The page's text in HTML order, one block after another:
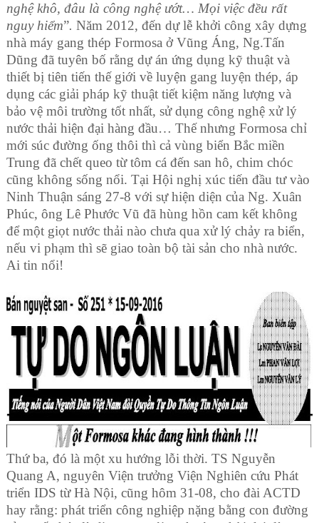
nghệ khô, đâu là công nghệ ướt… Mọi việc đều rất
nguy hiểm”. Năm 2012, đến dự lễ khởi công xây dựng
nhà máy gang thép Formosa ở Vũng Áng, Ng.Tấn
Dũng đã tuyên bố rằng dự án ứng dụng kỹ thuật và
thiết bị tiên tiến thế giới về luyện gang luyện thép, áp
dụng các giải pháp kỹ thuật tiết kiệm năng lượng và
bảo vệ môi trường tốt nhất, sử dụng công nghệ xử lý
nước thải hiện đại hàng đầu… Thế nhưng Formosa chỉ
mới súc đường ống thôi thì cả vùng biển Bắc miền
Trung đã chết queo từ tôm cá đến san hô, chim chóc
cũng không sống nổi. Tại Hội nghị xúc tiến đầu tư vào
Ninh Thuận sáng 27-8 với sự hiện diện của Ng. Xuân
Phúc, ông Lê Phước Vũ đã hùng hồn cam kết không
để một giọt nước thải nào chưa qua xử lý chảy ra biển,
nếu vi phạm thì sẽ giao toàn bộ tài sản cho nhà nước.
Ai tin nổi!
Thứ ba, đó là một xu hướng lỗi thời. TS Nguyễn
Quang A, nguyên Viện trưởng Viện Nghiên cứu Phát
triển IDS từ Hà Nội, cũng hôm 31-08, cho đài ACTD
hay rằng: phát triển công nghiệp nặng bằng con đường